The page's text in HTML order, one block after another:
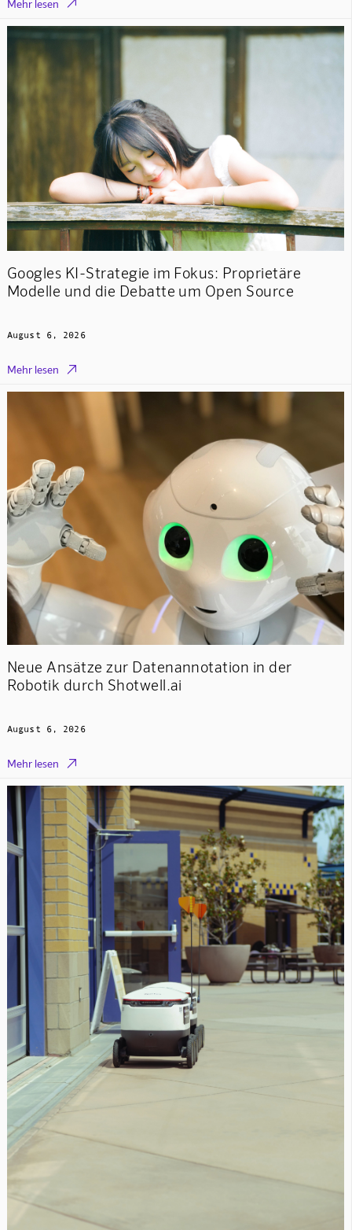
Mehr lesen 
Googles KI-Strategie im Fokus: Proprietäre
Modelle und die Debatte um Open Source
August 6, 2026
Mehr lesen 
Neue Ansätze zur Datenannotation in der
Robotik durch Shotwell.ai
August 6, 2026
Mehr lesen 